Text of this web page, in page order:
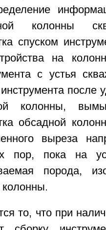
колонны
спуском
на
с устья
после
колонны,
обсадной
выреза
пор, пока на
порода,
колонны.
то, что при